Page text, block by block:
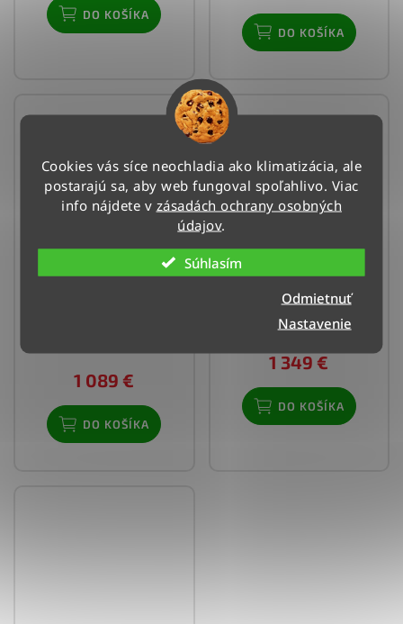
Cookies vás síce neochladia ako klimatizácia, ale
postarajú sa, aby web fungoval spoľahlivo. Viac
info nájdete v zásadách ochrany osobných
údajov.
Súhlasím
Nastavenie
Odmietnuť
DO KOŠÍKA
DO KOŠÍKA
Klimatizácia Vivax R-
(zrkadlová strieborná)
1 089 €
DO KOŠÍKA
Klimatizácia Vivax R-
Doručenie do 4 dní
1 349 €
DO KOŠÍKA